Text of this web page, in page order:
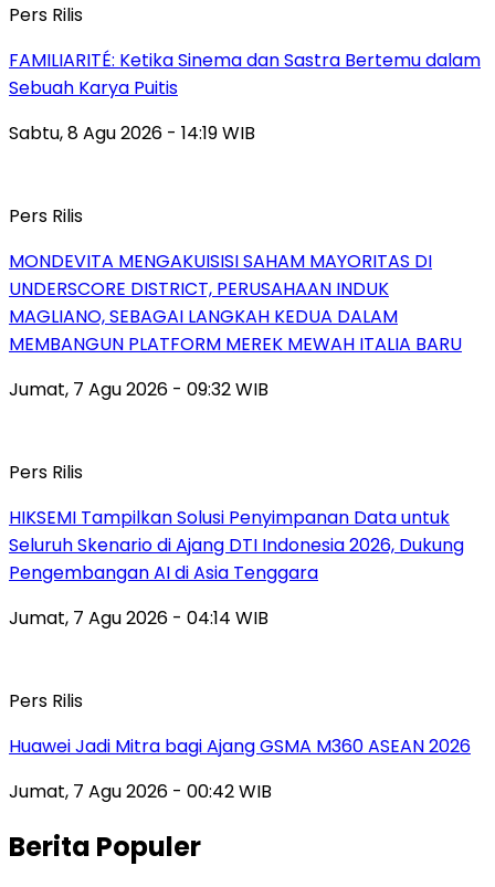
Pers Rilis
FAMILIARITÉ: Ketika Sinema dan Sastra Bertemu dalam
Sebuah Karya Puitis
Sabtu, 8 Agu 2026 - 14:19 WIB
Pers Rilis
MONDEVITA MENGAKUISISI SAHAM MAYORITAS DI
UNDERSCORE DISTRICT, PERUSAHAAN INDUK
MAGLIANO, SEBAGAI LANGKAH KEDUA DALAM
MEMBANGUN PLATFORM MEREK MEWAH ITALIA BARU
Jumat, 7 Agu 2026 - 09:32 WIB
Pers Rilis
HIKSEMI Tampilkan Solusi Penyimpanan Data untuk
Seluruh Skenario di Ajang DTI Indonesia 2026, Dukung
Pengembangan AI di Asia Tenggara
Jumat, 7 Agu 2026 - 04:14 WIB
Pers Rilis
Huawei Jadi Mitra bagi Ajang GSMA M360 ASEAN 2026
Jumat, 7 Agu 2026 - 00:42 WIB
Berita Populer